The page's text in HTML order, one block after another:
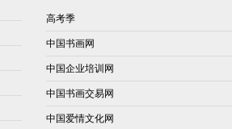
高考季
中国书画网
中国企业培训网
中国书画交易网
中国爱情文化网